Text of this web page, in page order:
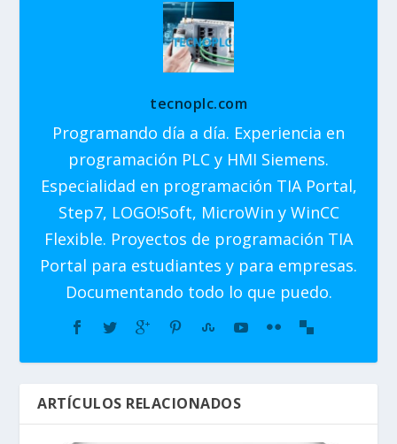
tecnoplc.com
Programando día a día. Experiencia en
programación PLC y HMI Siemens.
Especialidad en programación TIA Portal,
Step7, LOGO!Soft, MicroWin y WinCC
Flexible. Proyectos de programación TIA
Portal para estudiantes y para empresas.
Documentando todo lo que puedo.
ARTÍCULOS RELACIONADOS